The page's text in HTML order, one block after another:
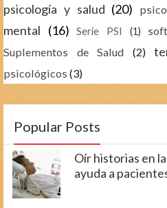
psicología y salud (20)
mental (16) Serie PSI (1)
Suplementos de Salud
(2)
psicológicos (3)
Popular Posts
Oír historias en
ayuda a